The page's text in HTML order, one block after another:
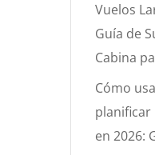
Vuelos
Guía de
Cabina
Cómo
planificar
en 2026: